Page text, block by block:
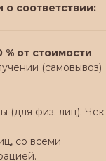
соответствии:
% от стоимости.
(самовывоз)
(для физ. лиц). Чек
со всеми